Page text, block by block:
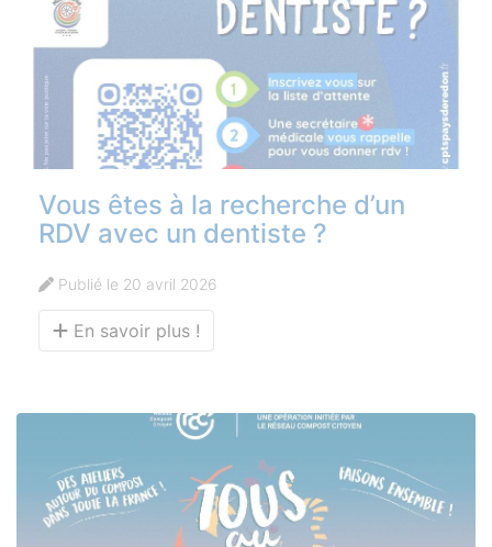
Vous êtes à la recherche d’un
RDV avec un dentiste ?
Publié le 20 avril 2026
En savoir plus !